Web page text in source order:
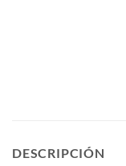
DESCRIPCIÓN